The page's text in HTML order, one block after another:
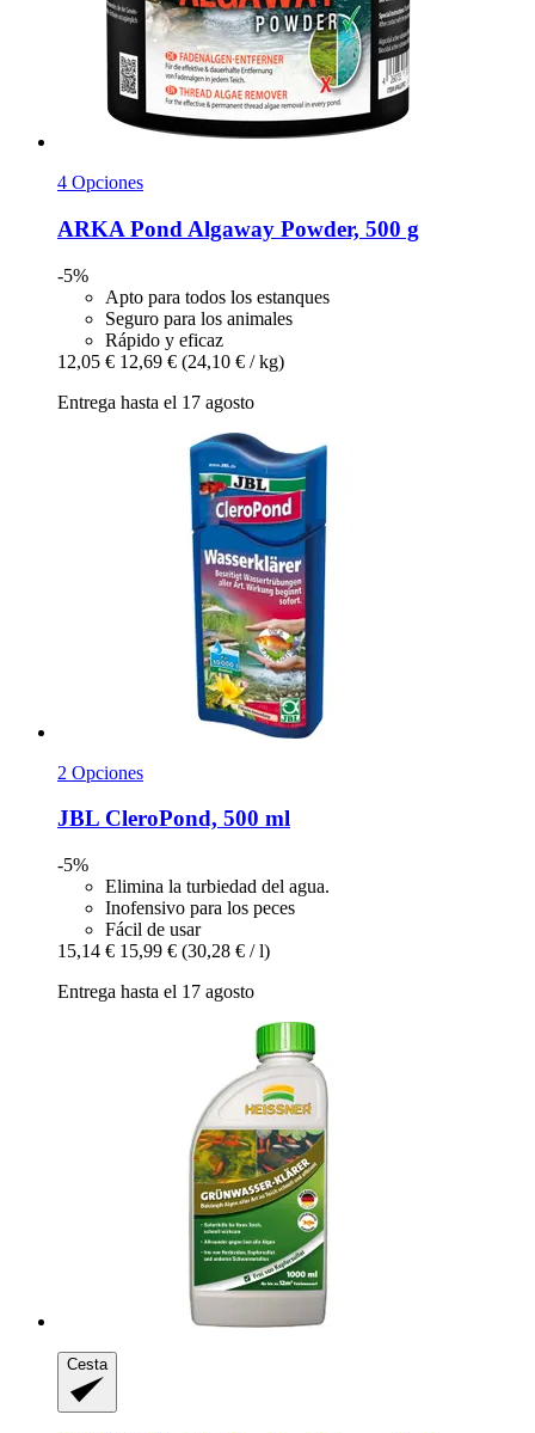
4 Opciones
ARKA Pond Algaway Powder, 500 g
-5%
Apto para todos los estanques
Seguro para los animales
Rápido y eficaz
12,05 € 12,69 € (24,10 € / kg)
Entrega hasta el 17 agosto
2 Opciones
JBL CleroPond, 500 ml
-5%
Elimina la turbiedad del agua.
Inofensivo para los peces
Fácil de usar
15,14 € 15,99 € (30,28 € / l)
Entrega hasta el 17 agosto
Cesta